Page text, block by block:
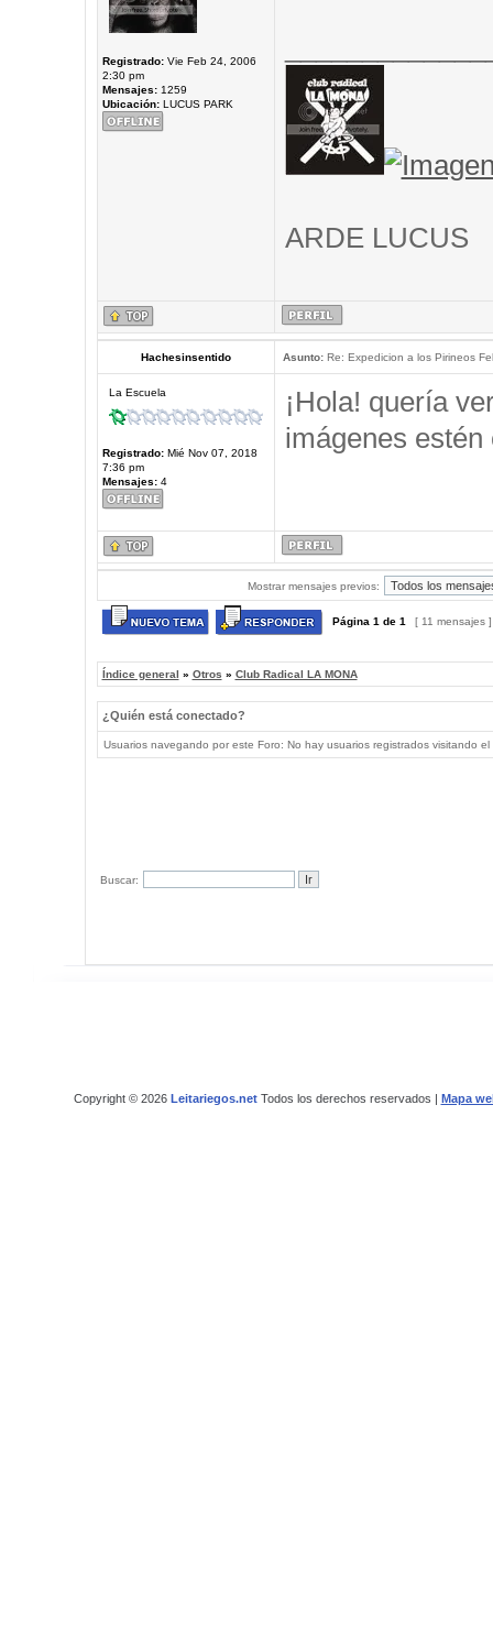
Registrado:Vie Feb 24, 2006
2:30 pm
Mensajes:1259
Ubicación:LUCUS PARK
ARDE LUCUS
Hachesinsentido Asunto:Re: Expedicion a los Pirineos
La Escuela
Registrado:Mié Nov 07, 2018
7:36 pm
Mensajes:4
¡Hola! quería
imágenes
Mostrar mensajes previos:
Página 1 de 1 [ 11 mensajes
Índice general » Otros » Club Radical LA MONA
¿Quién está conectado?
Usuarios navegando por este Foro: No hay usuarios registrados visitando el
Buscar:
Copyright © 2026 Leitariegos.netTodos los derechos reservados | Mapa